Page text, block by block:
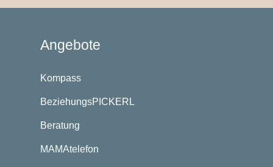
Angebote
Kompass
BeziehungsPICKERL
Beratung
MAMAtelefon